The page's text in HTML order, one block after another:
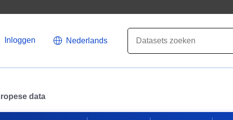
Inloggen Nederlands
data